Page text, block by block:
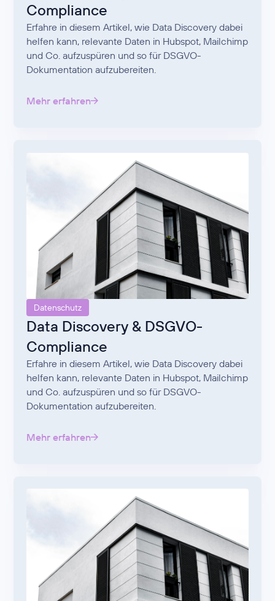
Compliance
Erfahre in diesem Artikel, wie Data Discovery dabei
helfen kann, relevante Daten in Hubspot, Mailchimp
und Co. aufzuspüren und so für DSGVO-
Dokumentation aufzubereiten.
Mehr erfahren
Datenschutz
Data Discovery & DSGVO-
Compliance
Erfahre in diesem Artikel, wie Data Discovery dabei
helfen kann, relevante Daten in Hubspot, Mailchimp
und Co. aufzuspüren und so für DSGVO-
Dokumentation aufzubereiten.
Mehr erfahren